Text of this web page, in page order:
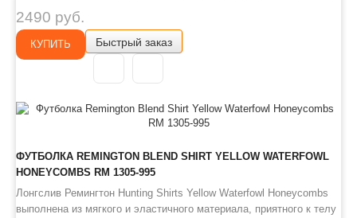
и не сковывающего движения. В летнее время защитит Вас от
солнечных лучей . В демисезонный и зимний период будет
отличным базовым слоем, для отведения влаги от тела. На
манжетах пре..
2490 руб.
КУПИТЬ Быстрый заказ
ФУТБОЛКА REMINGTON BLEND SHIRT YELLOW WATERFOWL
HONEYCOMBS RM 1305-995
Лонгслив Ремингтон Hunting Shirts Yellow Waterfowl Honeycombs
выполнена из мягкого и эластичного материала, приятного к телу